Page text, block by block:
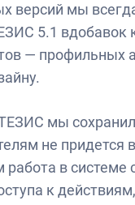
версий мы
5.1 вдобавок
— профильных
мы
не придется
в системе
к